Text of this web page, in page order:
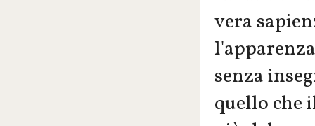
vera
senza
quello che